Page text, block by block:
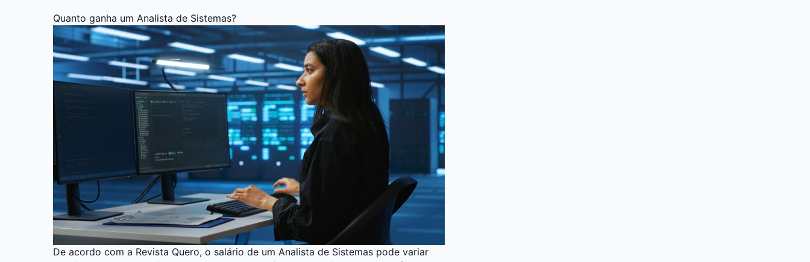
Quanto ganha um Analista de Sistemas?
De acordo com a Revista Quero, o salário de um Analista de Sistemas pode variar